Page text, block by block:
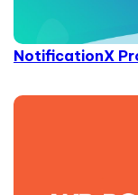
NotificationX